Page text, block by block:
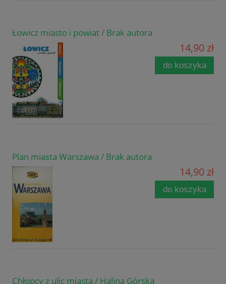
Łowicz miasto i powiat / Brak autora
14,90 zł
do koszyka
Plan miasta Warszawa / Brak autora
14,90 zł
do koszyka
Chłopcy z ulic miasta / Halina Górska